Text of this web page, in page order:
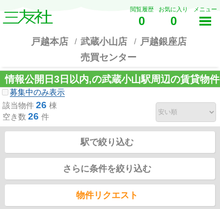
閲覧履歴
0
お気に入り
0
メニュー
戸越本店 武蔵小山店
戸越銀座店
売買センター
情報公開日3日以内,の武蔵小山駅周辺の賃貸物件
募集中のみ表示
該当物件 26 棟
空き数 26 件
駅で絞り込む
さらに条件を絞り込む
物件リクエスト